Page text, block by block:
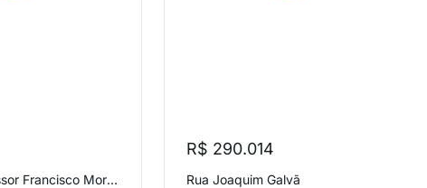
Avenida Professor Francisco Morato, Vila Sofia
R$ 290.014
Rua Joaquim Galvão, Vila Sofia